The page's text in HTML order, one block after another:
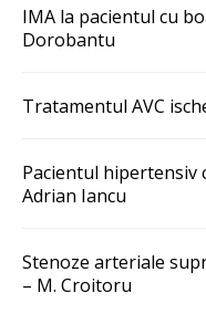
IMA la pacientul cu
Dorobantu
Tratamentul AVC
Pacientul hipertensiv
Adrian Iancu
Stenoze arteriale
– M. Croitoru